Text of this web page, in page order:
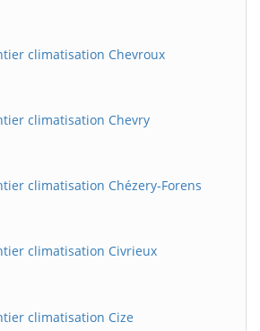
climatisation Chevroux
climatisation Chevry
climatisation Chézery-Forens
climatisation Civrieux
climatisation Cize